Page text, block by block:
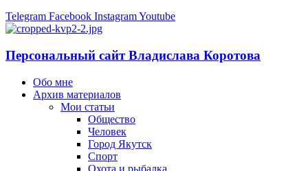
Telegram Facebook InstagramYoutube
Персональный сайт Владислава Коротова
Обо мне
Архив материалов
Мои статьи
Общество
Человек
Город Якутск
Спорт
Охота и рыбалка